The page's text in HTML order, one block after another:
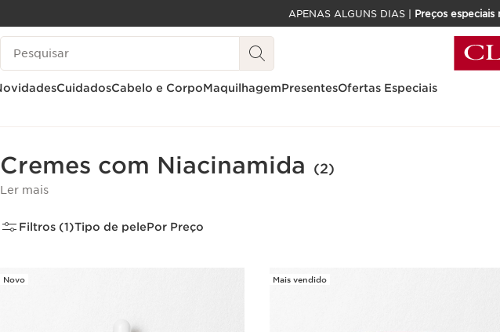
SALTAR PARA O CONTEÚDO
IR PARA O RODAPÉ
APENAS ALGUNS DIAS | Preços
Pesquisar Legenda
CuidadosCabelo e CorpoMaquilhagemPresentesOfertas Especiais
Cremes com Niacinamida (2)
Ler mais
Filtros (1)Tipo de pelePor Preço
Novo Mais vendido